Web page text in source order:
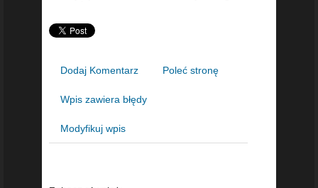
Dodaj Komentarz Poleć stronę
Wpis zawiera błędy
Modyfikuj wpis